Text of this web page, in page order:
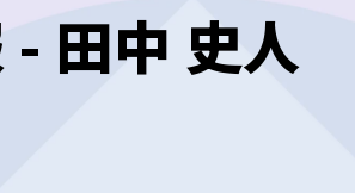
田中 史人